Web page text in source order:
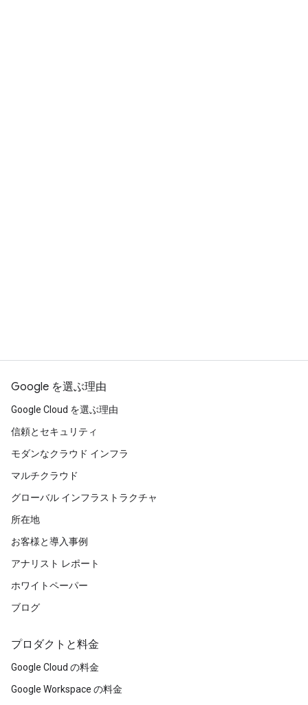
Google を選ぶ理由
Google Cloud を選ぶ理由
信頼とセキュリティ
モダンなクラウド インフラ
マルチクラウド
グローバル インフラストラクチャ
所在地
お客様と導入事例
アナリスト レポート
ホワイトペーパー
ブログ
プロダクトと料金
Google Cloud の料金
Google Workspace の料金